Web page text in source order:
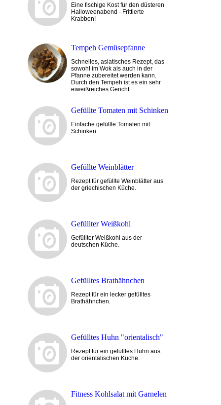
Eine fischige Kost für den düsteren
Halloweenabend - Frittierte
Krabben!
Tempeh Gemüsepfanne
Schnelles, asiatisches Rezept, das
sowohl im Wok als auch in der
Pfanne zubereitet werden kann.
Durch den Tempeh ist es ein sehr
eiweißreiches Gericht.
Gefüllte Tomaten mit Schinken
Einfache gefüllte Tomaten mit
Schinken
Gefüllte Weinblätter
Rezept für gefüllte Weinblätter aus
der griechischen Küche.
Gefüllter Weißkohl
Gefüllter Weißkohl aus der
deutschen Küche.
Gefülltes Brathähnchen
Rezept für ein lecker gefülltes
Brathähnchen.
Gefülltes Huhn "orientalisch"
Rezept für ein gefülltes Huhn aus
der orientalischen Küche.
Fitness Kohlsalat mit Garnelen